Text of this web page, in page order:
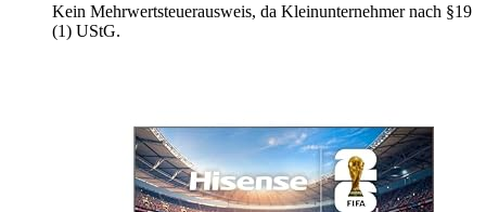
Kein Mehrwertsteuerausweis, da Kleinunternehmer nach §19
(1) UStG.